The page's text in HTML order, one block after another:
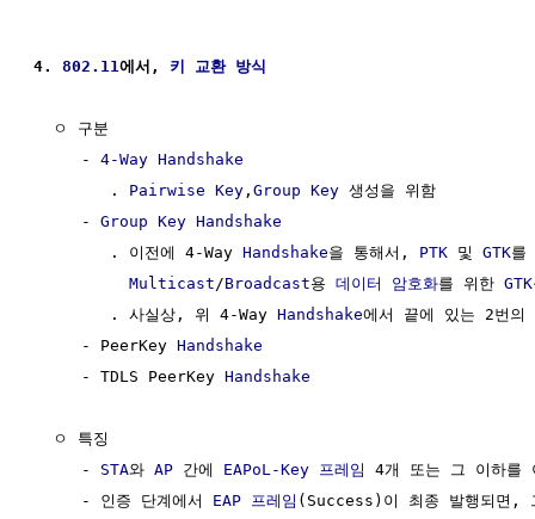
4. 802.11에서, 키 교환 방식
  ㅇ 구분
     -
4-Way Handshake
        .
Pairwise Key , Group Key 생성을 위함
     -
Group Key Handshake
        . 이전에 4-Way
Handshake을 통해서, PTK 및 GTK를
Multicast /Broadcast용 데이터 암호화를 위한 GTK
        . 사실상, 위 4-Way
Handshake에서 끝에 있는 2번의
     - PeerKey
Handshake
     - TDLS PeerKey
Handshake
  ㅇ 특징
     -
STA와 AP 간에 EAPoL-Key 프레임
4개 또는 그 이하를
     - 인증 단계에서
EAP 프레임 (Success)이 최종 발행되면,